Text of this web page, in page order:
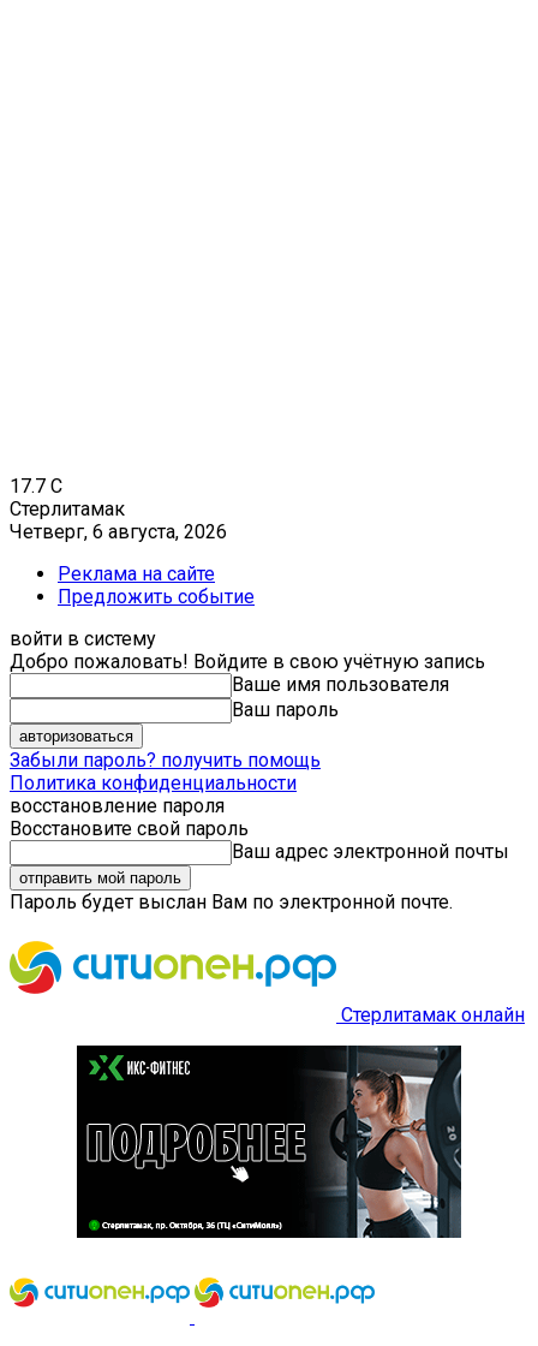
17.7 C
Стерлитамак
Четверг, 6 августа, 2026
Реклама на сайте
Предложить событие
войти в систему
Добро пожаловать! Войдите в свою учётную запись
Ваше имя пользователя
Ваш пароль
Забыли пароль? получить помощь
Политика конфиденциальности
восстановление пароля
Восстановите свой пароль
Ваш адрес электронной почты
Пароль будет выслан Вам по электронной почте.
Стерлитамак онлайн